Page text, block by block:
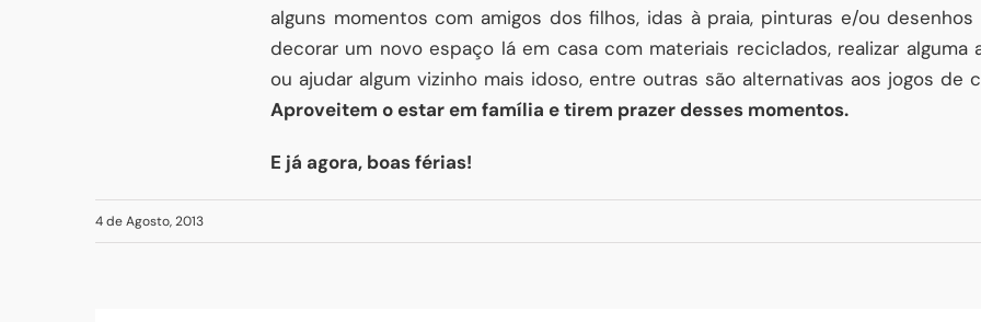
alguns momentos com amigos dos filhos, idas à praia, pinturas e/ou
decorar um novo espaço lá em casa com materiais reciclados, realizar alguma
ou ajudar algum vizinho mais idoso, entre outras são alternativas aos jogos de
Aproveitem o estar em família e tirem prazer desses momentos.
E já agora, boas férias!
4 de Agosto, 2013